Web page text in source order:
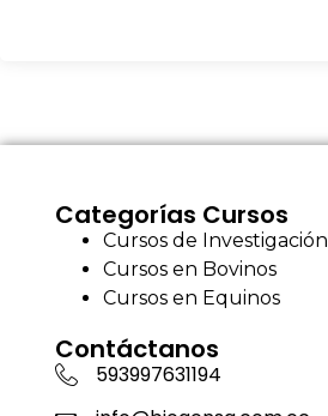
Categorías Cursos
Cursos de Investigación
Cursos en Bovinos
Cursos en Equinos
Contáctanos
593997631194